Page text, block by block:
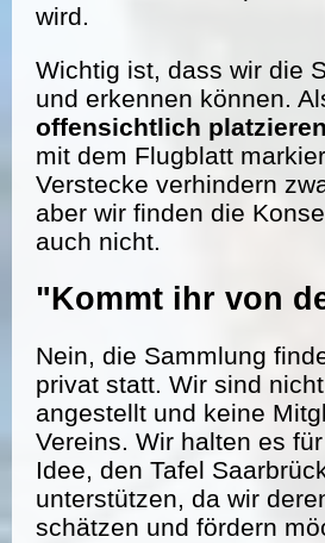
wird.
Wichtig ist, dass wir die
und erkennen können.
offensichtlich platzieren
mit dem Flugblatt
Verstecke verhindern
aber wir finden die
auch nicht.
"Kommt ihr von
Nein, die Sammlung
privat statt. Wir sind
angestellt und keine
Vereins. Wir halten es
Idee, den Tafel
unterstützen, da wir
schätzen und fördern